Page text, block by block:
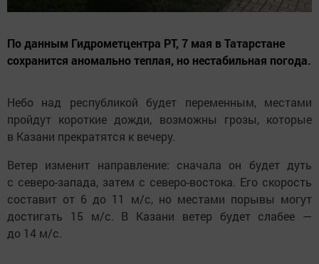
По данным Гидрометцентра РТ, 7 мая в Татарстане
сохранится аномально теплая, но нестабильная погода.
Небо над республикой будет переменным, местами
пройдут короткие дожди, возможны грозы, которые
в Казани прекратятся к вечеру.
Ветер изменит направление: сначала он будет дуть
с северо-запада, затем с северо-востока. Его скорость
составит от 6 до 11 м/с, но местами порывы могут
достигать 15 м/с. В Казани ветер будет слабее —
до 14 м/с.